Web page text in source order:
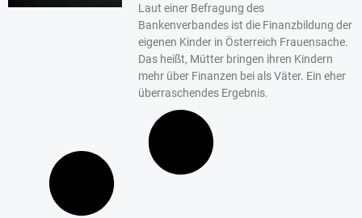
Laut einer Befragung des
Bankenverbandes ist die Finanzbildung der
eigenen Kinder in Österreich Frauensache.
Das heißt, Mütter bringen ihren Kindern
mehr über Finanzen bei als Väter. Ein eher
überraschendes Ergebnis.